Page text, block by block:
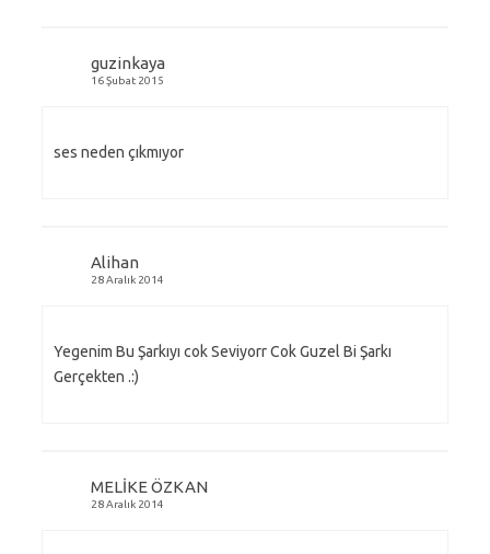
guzinkaya
16 Şubat 2015
ses neden çıkmıyor
Alihan
28 Aralık 2014
Yegenim Bu Şarkıyı cok Seviyorr Cok Guzel Bi Şarkı
Gerçekten .:)
MELİKE ÖZKAN
28 Aralık 2014